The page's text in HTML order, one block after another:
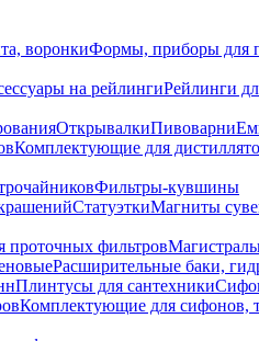
воронкиФормы, приборы для
на рейлингиРейлинги
ОткрывалкиПивоварни
Комплектующие для
Фильтры-кувшины
СтатуэткиМагниты
фильтров
Расширительные баки,
Плинтусы для сантехники
Комплектующие для сифонов,